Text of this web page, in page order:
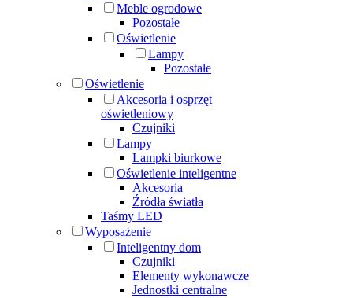
Meble ogrodowe
Pozostałe
Oświetlenie
Lampy
Pozostałe
Oświetlenie
Akcesoria i osprzęt
oświetleniowy
Czujniki
Lampy
Lampki biurkowe
Oświetlenie inteligentne
Akcesoria
Źródła światła
Taśmy LED
Wyposażenie
Inteligentny dom
Czujniki
Elementy wykonawcze
Jednostki centralne